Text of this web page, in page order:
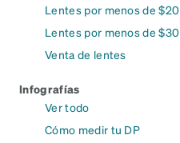
Lentes por menos de $20
Lentes por menos de $30
Venta de lentes
Infografías
Ver todo
Cómo medir tu DP